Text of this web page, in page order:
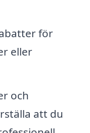
för
eller
och
att du